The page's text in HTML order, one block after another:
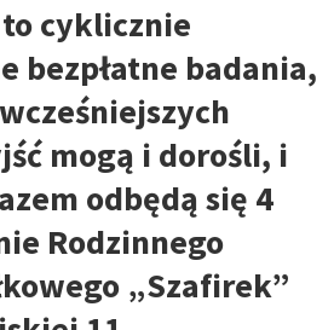
to cyklicznie
bezpłatne badania,
mogą i dorośli, i
odbędą się 4
Rodzinnego
„Szafirek”